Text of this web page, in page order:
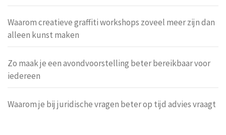
Waarom creatieve graffiti workshops zoveel meer zijn dan
alleen kunst maken
Zo maak je een avondvoorstelling beter bereikbaar voor
iedereen
Waarom je bij juridische vragen beter op tijd advies vraagt